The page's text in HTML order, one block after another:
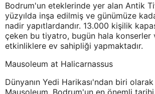
Bodrum'un eteklerinde yer alan Antik
yüzyılda inşa edilmiş ve günümüze
nadir yapıtlardandır. 13.000 kişilik
çeken bu tiyatro, bugün hala konserler
etkinliklere ev sahipliği yapmaktadır.
Mausoleum at Halicarnassus
Dünyanın Yedi Harikası'ndan biri